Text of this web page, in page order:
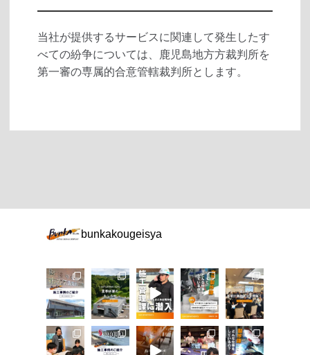
当社が提供するサービスに関連して発生したす
べての紛争については、鹿児島地方方裁判所を
第一審の専属的合意管轄裁判所とします。
bunkakougeisya